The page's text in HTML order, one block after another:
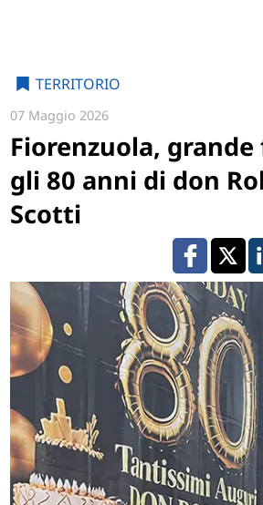
TERRITORIO
07 Maggio 2026
Fiorenzuola,
gli 80 anni di don
Scotti